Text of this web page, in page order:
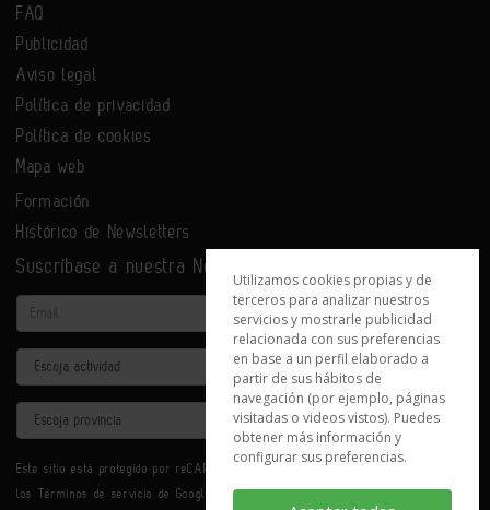
FAQ
Publicidad
Aviso legal
Política de privacidad
Política de cookies
Mapa web
Formación
Histórico de Newsletters
Suscríbase a nuestra Newsletter
Email
Actividad
Provincia
Este sitio está protegido por reCAPTCHA y se aplican la
los Términos de servicio de Google.
Utilizamos cookies propias y de
terceros para analizar nuestros
servicios y mostrarle publicidad
relacionada con sus preferencias
en base a un perfil elaborado a
partir de sus hábitos de
navegación (por ejemplo, páginas
visitadas o videos vistos). Puedes
obtener más información y
configurar sus preferencias.